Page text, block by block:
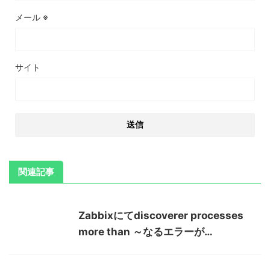
メール ※
サイト
関連記事
Zabbixにてdiscoverer processes
more than ～なるエラーが…